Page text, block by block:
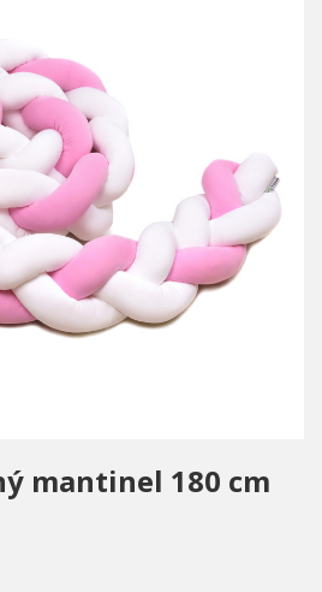
mantinel 180 cm